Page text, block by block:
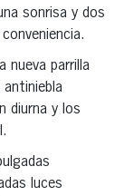
sonrisa y dos
nueva parrilla
antiniebla
diurna y los
luces